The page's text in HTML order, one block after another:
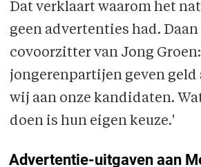
Dat verklaart waarom het
geen advertenties had. Daan
covoorzitter van Jong
jongeren­partijen geven geld
wij aan onze kandidaten.
doen is hun eigen keuze.'